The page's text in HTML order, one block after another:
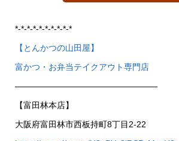
*-*-*-*-*-*-*-*-*-*
【とんかつの山田屋】
富かつ・お弁当テイクアウト専門店
—————————————————
【富田林本店】
大阪府富田林市西板持町8丁目2-22